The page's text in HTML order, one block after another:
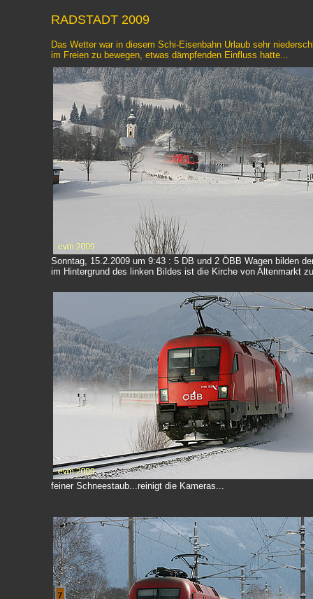
RADSTADT 2009
Das Wetter war in diesem Schi-Eisenbahn Urlaub sehr
im Freien zu bewegen, etwas dämpfenden Einfluss hatte...
Sonntag, 15.2.2009 um 9:43 : 5 DB und 2 ÖBB Wagen bilden
im Hintergrund des linken Bildes ist die Kirche von Altenmarkt
feiner Schneestaub...reinigt die Kameras...